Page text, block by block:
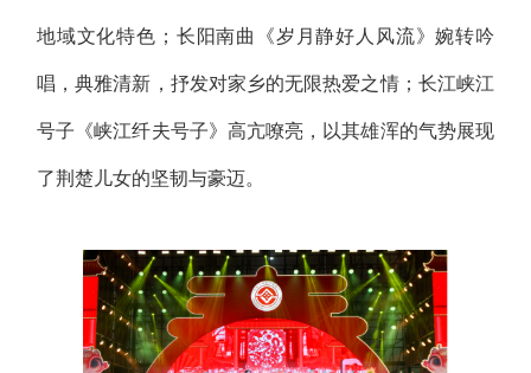
地域文化特色；长阳南曲《岁月静好人风流》婉转吟
唱，典雅清新，抒发对家乡的无限热爱之情；长江峡江
号子《峡江纤夫号子》高亢嘹亮，以其雄浑的气势展现
了荆楚儿女的坚韧与豪迈。